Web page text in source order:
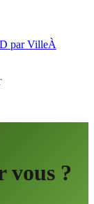
par VilleÀ
vous ?